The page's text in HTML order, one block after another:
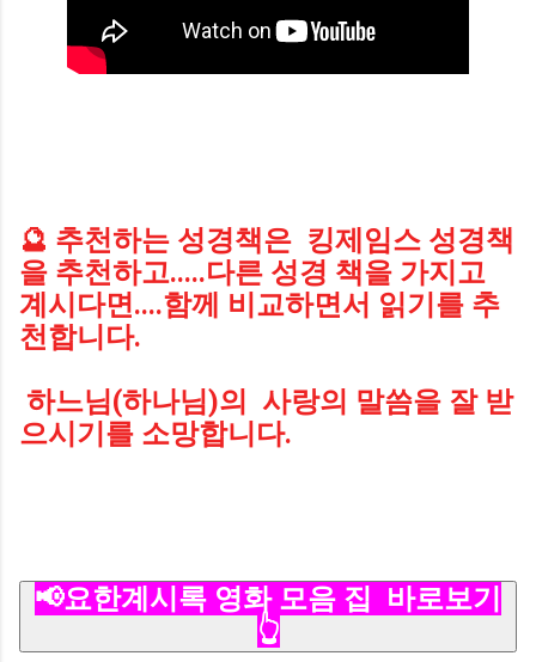
🔮 추천하는 성경책은 킹제임스 성경책
을 추천하고.....다른 성경 책을 가지고
계시다면....함께 비교하면서 읽기를 추
천합니다.
하느님(하나님)의 사랑의 말씀을 잘 받
으시기를 소망합니다.
📢요한계시록 영화 모음 집 바로보기
👆